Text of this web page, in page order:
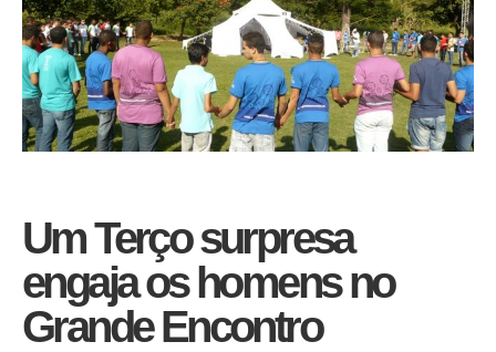
Um Terço surpresa
engaja os homens no
Grande Encontro